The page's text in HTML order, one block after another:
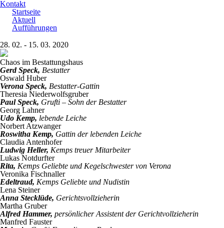
Kontakt
Startseite
Aktuell
Aufführungen
28. 02. - 15. 03. 2020
Chaos im Bestattungshaus
Gerd Speck, Bestatter
Oswald Huber
Verona Speck, Bestatter-Gattin
Theresia Niederwolfsgruber
Paul Speck, Grufti – Sohn der Bestatter
Georg Lahner
Udo Kemp, lebende Leiche
Norbert Atzwanger
Roswitha Kemp, Gattin der lebenden Leiche
Claudia Antenhofer
Ludwig Heller, Kemps treuer Mitarbeiter
Lukas Notdurfter
Rita, Kemps Geliebte und Kegelschwester von Verona
Veronika Fischnaller
Edeltraud, Kemps Geliebte und Nudistin
Lena Steiner
Anna Stecklüde, Gerichtsvollzieherin
Martha Gruber
Alfred Hammer, persönlicher Assistent der Gerichtvollzieherin
Manfred Fauster